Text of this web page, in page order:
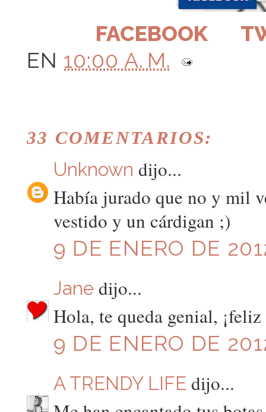
FACEBOOK
EN 10:00 A. M.
33 COMENTARIOS:
Unknown dijo...
Había jurado que no y mil
vestido y un cárdigan ;)
9 DE ENERO DE
Jane dijo...
Hola, te queda genial,
9 DE ENERO DE
A TRENDY LIFE dijo...